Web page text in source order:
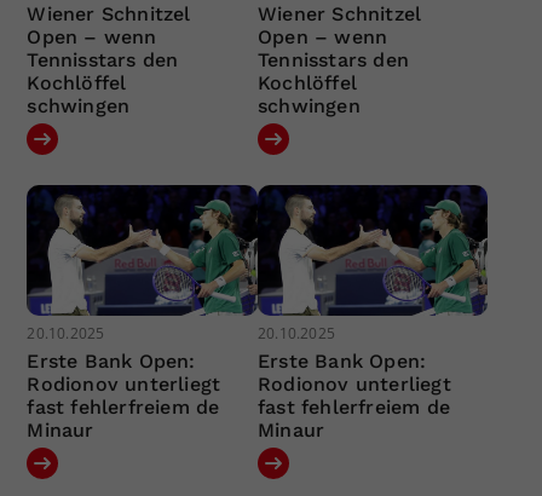
Wiener Schnitzel
Open – wenn
Tennisstars den
Kochlöffel
schwingen
Wiener Schnitzel
Open – wenn
Tennisstars den
Kochlöffel
schwingen
20.10.2025
Erste Bank Open:
Rodionov unterliegt
fast fehlerfreiem de
Minaur
20.10.2025
Erste Bank Open:
Rodionov unterliegt
fast fehlerfreiem de
Minaur